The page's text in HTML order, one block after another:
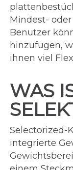
Mindest-
Benutzer
hinzufügen,
ihnen viel
WAS
Selectorized-
integrierte